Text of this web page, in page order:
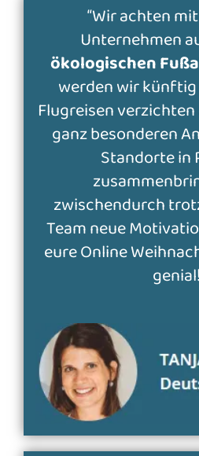
“Wir achten
Unternehmen
ökologischen
werden wir
Flugreisen
ganz besonderen
Standorte in
zwischendurch
Team neue
eure Online
genial!